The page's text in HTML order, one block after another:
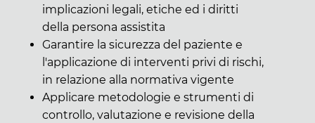
implicazioni legali, etiche ed i diritti
della persona assistita
Garantire la sicurezza del paziente e
l'applicazione di interventi privi di rischi,
in relazione alla normativa vigente
Applicare metodologie e strumenti di
controllo, valutazione e revisione della